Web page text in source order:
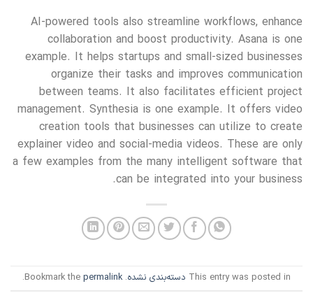
AI-powered tools also streamline workflows, enhance
collaboration and boost productivity. Asana is one
example. It helps startups and small-sized businesses
organize their tasks and improves communication
between teams. It also facilitates efficient project
management. Synthesia is one example. It offers video
creation tools that businesses can utilize to create
explainer video and social-media videos. These are only
a few examples from the many intelligent software that
can be integrated into your business.
This entry was posted in دسته‌بندی نشده. Bookmark the
permalink
.